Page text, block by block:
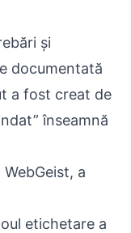
și
documentată
a fost creat de
înseamnă
a
etichetare a